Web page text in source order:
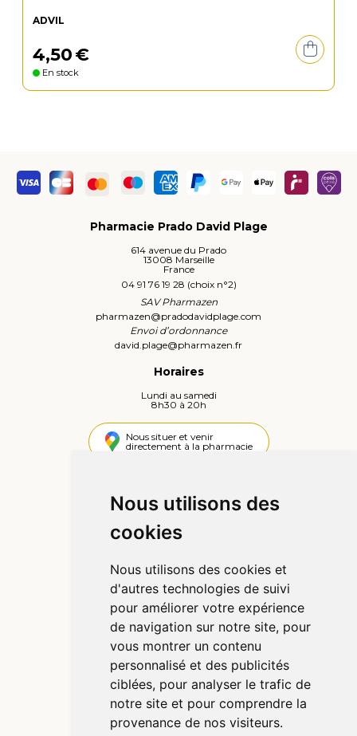
Nous utilisons des
cookies
Nous utilisons des cookies et
d'autres technologies de suivi
pour améliorer votre expérience
de navigation sur notre site, pour
vous montrer un contenu
personnalisé et des publicités
ciblées, pour analyser le trafic de
notre site et pour comprendre la
provenance de nos visiteurs.
ADVIL
4,50€
En stock
Pharmacie Prado David Plage
614 avenue du Prado
13008 Marseille
France
04 91 76 19 28 (choix n°2)
SAV Pharmazen
pharmazen@pradodavidplage.com
Envoi d’ordonnance
david.plage@pharmazen.fr
Horaires
Lundi au samedi
8h30 à 20h
Nous situer et venir
directement à la pharmacie
Informations
Qui sommes-nous ?
Poser une question
Déclarer un effet indésirable
Mentions légales
Données personnelles
Préférences Cookies